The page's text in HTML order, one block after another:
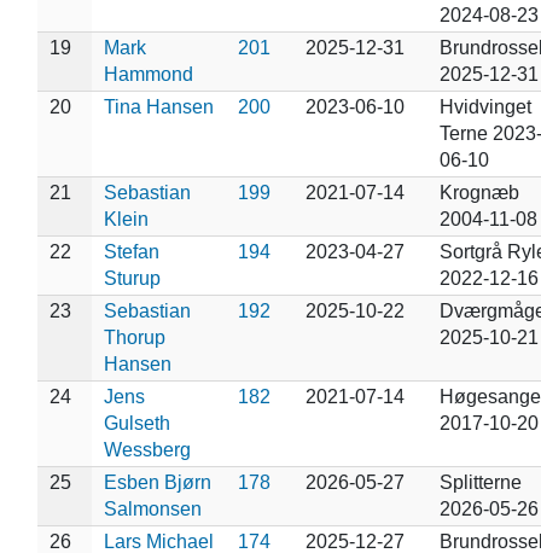
2024-08-23
19
Mark
Hammond
201 2025-12-31
2025-12-31
20
Tina Hansen 200 2023-06-10
Hvidvinget
Terne 2023-
06-10
21
Sebastian
Klein
199 2021-07-14
Krognæb
2004-11-08
22
Stefan
Sturup
194 2023-04-27
Sortgrå
2022-12-16
23
Sebastian
Thorup
Hansen
192 2025-10-22
2025-10-21
24
Jens
Gulseth
Wessberg
182 2021-07-14
2017-10-20
25
Esben Bjørn
Salmonsen
178 2026-05-27
Splitterne
2026-05-26
26
Lars Michael
174 2025-12-27